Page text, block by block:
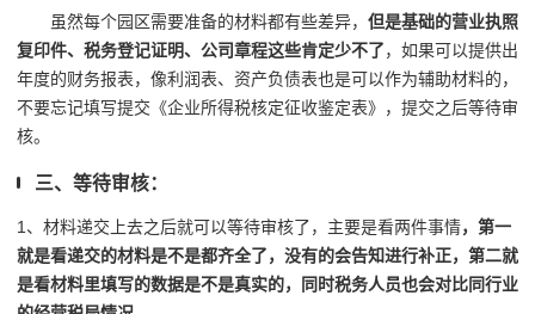
虽然每个园区需要准备的材料都有些差异， 但是基础的营业执照
复印件、税务登记证明、公司章程这些肯定少不了，如果可以提供出
年度的财务报表，像利润表、资产负债表也是可以作为辅助材料的，
不要忘记填写提交《企业所得税核定征收鉴定表》，提交之后等待审
核。
三、等待审核：
1、材料递交上去之后就可以等待审核了，主要是看两件事情，第一
就是看递交的材料是不是都齐全了，没有的会告知进行补正，第二就
是看材料里填写的数据是不是真实的，同时税务人员也会对比同行业